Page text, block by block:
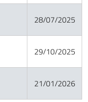
28/07/2025
29/10/2025
21/01/2026